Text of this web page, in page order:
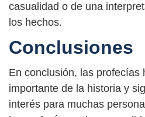
casualidad o de una
los hechos.
Conclusiones
En conclusión, las profecías
importante de la historia y
interés para muchas